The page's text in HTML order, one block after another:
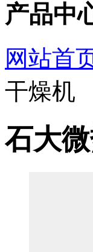
产品中
网站首
干燥机
石大